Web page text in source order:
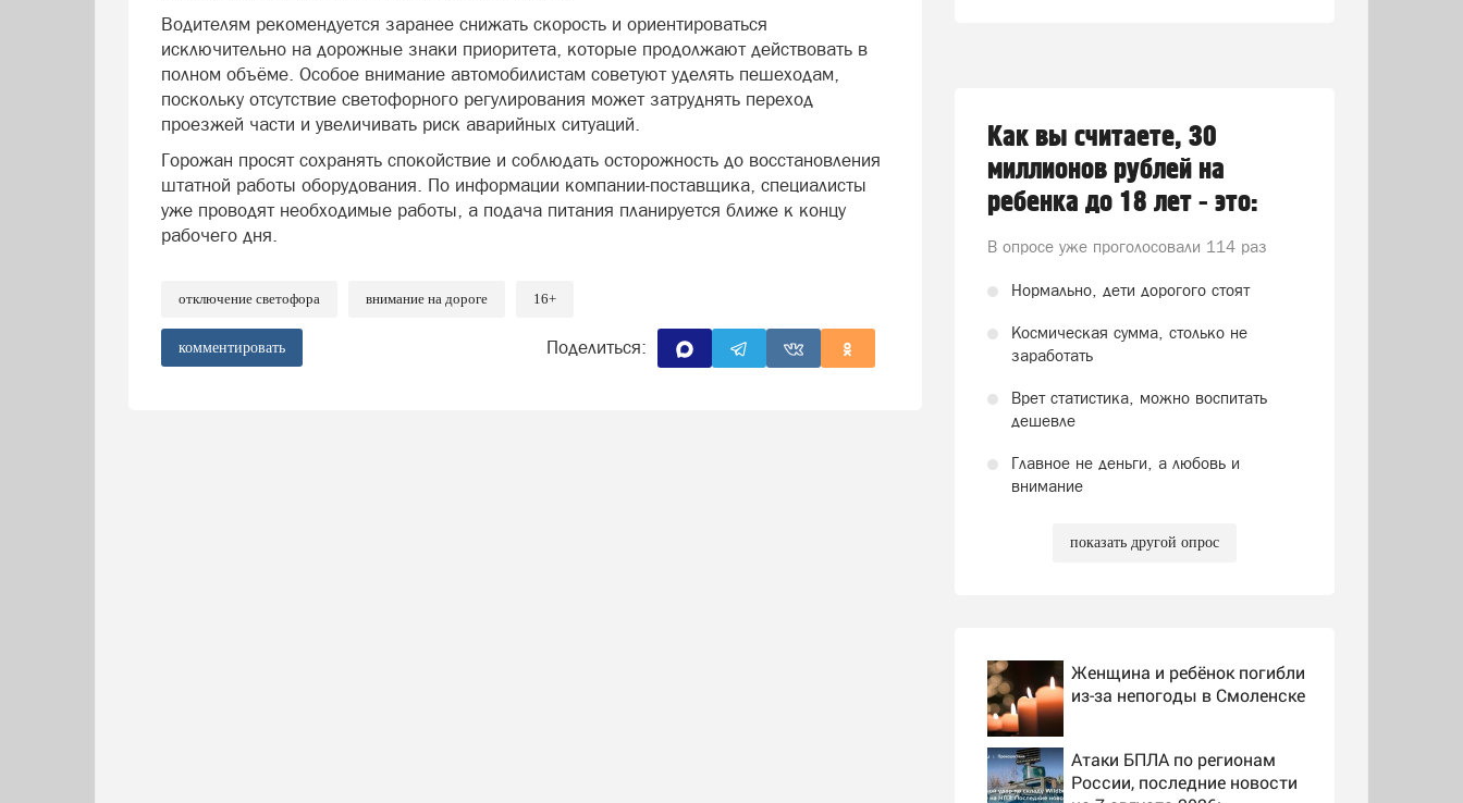
Водителям рекомендуется заранее снижать скорость и ориентироваться
исключительно на дорожные знаки приоритета, которые продолжают действовать в
полном объёме. Особое внимание автомобилистам советуют уделять пешеходам,
поскольку отсутствие светофорного регулирования может затруднять переход
проезжей части и увеличивать риск аварийных ситуаций.
Горожан просят сохранять спокойствие и соблюдать осторожность до восстановления
штатной работы оборудования. По информации компании-поставщика, специалисты
уже проводят необходимые работы, а подача питания планируется ближе к концу
рабочего дня.
отключение светофора внимание на дороге 16+
комментировать Поделиться:
Как вы считаете, 30
миллионов рублей на
ребенка до 18 лет - это:
В опросе уже проголосовали 114 раз
Нормально, дети дорогого стоят
Космическая сумма, столько не
заработать
Врет статистика, можно воспитать
дешевле
Главное не деньги, а любовь и
внимание
показать другой опрос
Женщина и ребёнок погибли
из-за непогоды в Смоленске
Атаки БПЛА по регионам
России, последние новости